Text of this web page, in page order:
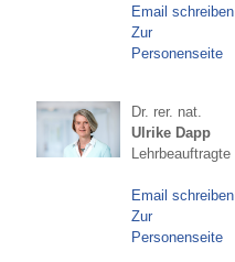
Email schreiben
Zur
Personenseite
Dr. rer. nat.
Ulrike Dapp
Lehrbeauftragte
Email schreiben
Zur
Personenseite